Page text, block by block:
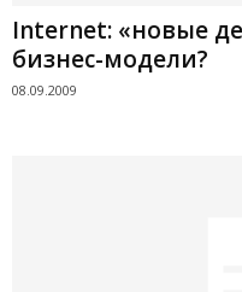
Internet: «новые
бизнес-модели?
08.09.2009